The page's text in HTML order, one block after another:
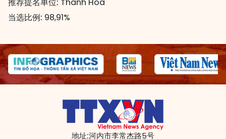
当选比例: 98,91%
地址:河内市李常杰路5号